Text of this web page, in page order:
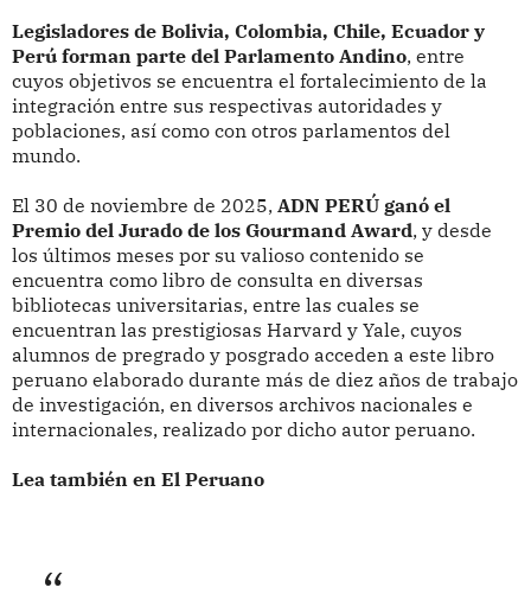
Legisladores de Bolivia, Colombia, Chile, Ecuador y
Perú forman parte del Parlamento Andino, entre
cuyos objetivos se encuentra el fortalecimiento de la
integración entre sus respectivas autoridades y
poblaciones, así como con otros parlamentos del
mundo.
El 30 de noviembre de 2025, ADN PERÚ ganó el
Premio del Jurado de los Gourmand Award, y desde
los últimos meses por su valioso contenido se
encuentra como libro de consulta en diversas
bibliotecas universitarias, entre las cuales se
encuentran las prestigiosas Harvard y Yale, cuyos
alumnos de pregrado y posgrado acceden a este libro
peruano elaborado durante más de diez años de trabajo
de investigación, en diversos archivos nacionales e
internacionales, realizado por dicho autor peruano.
Lea también en El Peruano